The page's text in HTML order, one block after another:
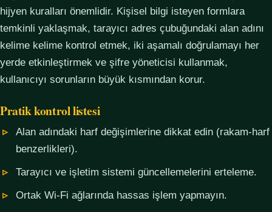
hijyen kuralları önemlidir. Kişisel bilgi isteyen formlara
temkinli yaklaşmak, tarayıcı adres çubuğundaki alan adını
kelime kelime kontrol etmek, iki aşamalı doğrulamayı her
yerde etkinleştirmek ve şifre yöneticisi kullanmak,
kullanıcıyı sorunların büyük kısmından korur.
Pratik kontrol listesi
Alan adındaki harf değişimlerine dikkat edin (rakam-harf
benzerlikleri).
Tarayıcı ve işletim sistemi güncellemelerini erteleme.
Ortak Wi-Fi ağlarında hassas işlem yapmayın.